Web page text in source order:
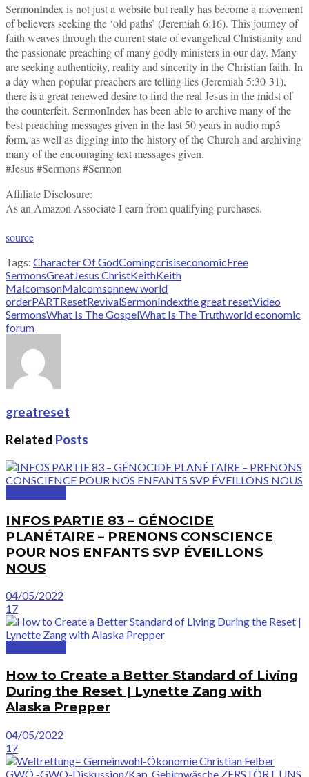
SermonIndex is not just a website but really has become a movement
of believers seeking the ‘old paths’ (Jeremiah 6:16). This journey of
faith weaves through the current state of evangelical Christianity and
the passionate preaching of many godly ministers in our day. Many
are seeking authenticity, reality and sincerity in the Christian faith. In
a day when popular preachers are telling lies (Jeremiah 5:30-31),
there is a great renewed desire to find the real Jesus in the midst of
the counterfeit. SermonIndex has been able to archive many of the
best preaching messages given in the last 50 years in audio mp3
form, as well as digging into the history of the Church and archiving
many of the encouraging text messages given.
#Jesus #Sermons #Sermon
Affiliate Disclosure:
As an Amazon Associate I earn from qualifying purchases.
source
Tags: Character Of GodComingcrisiseconomicFree
SermonsGreatJesus ChristKeithKeith
MalcomsonMalcomsonnew world
orderPARTResetRevivalSermonIndexthe great resetVideo
SermonsWhat Is The GospelWhat Is The Truthworld economic
forum
greatreset
Related Posts
INFOS PARTIE 83 – GÉNOCIDE
PLANÉTAIRE – PRENONS CONSCIENCE
POUR NOS ENFANTS SVP ÉVEILLONS
NOUS
04/05/2022
17
How to Create a Better Standard of Living
During the Reset | Lynette Zang with
Alaska Prepper
04/05/2022
17